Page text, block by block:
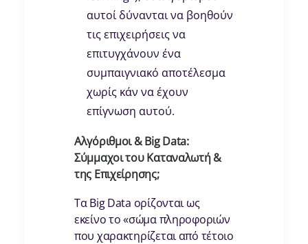
αυτοί δύνανται να βοηθούν
τις επιχειρήσεις να
επιτυγχάνουν ένα
συμπαιγνιακό αποτέλεσμα
χωρίς κάν να έχουν
επίγνωση αυτού.
Αλγόριθμοι & Big Data:
Σύμμαχοι του Καταναλωτή &
της Επιχείρησης;
Τα Big Data ορίζονται ως
εκείνο το «σώμα πληροφοριών
που χαρακτηρίζεται από τέτοιο